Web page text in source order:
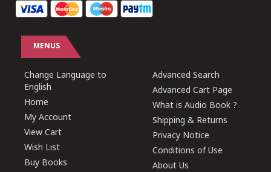
MENUS
Change Language to
English
Home
My Account
View Cart
Wish List
Buy Books
Advanced Search
Advanced Cart Page
What is Audio Book ?
Shipping & Returns
Privacy Notice
Conditions of Use
About Us